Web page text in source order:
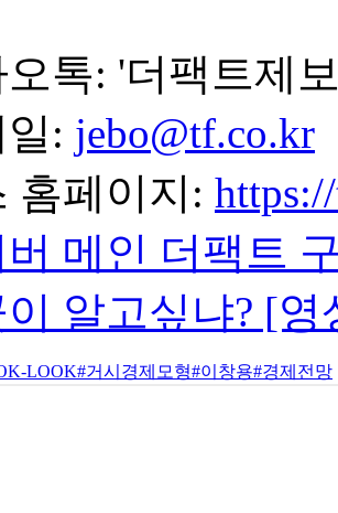
오톡: '더팩트제
일: jebo@tf.co.kr
홈페이지:
버 메인 더팩트
이 알고싶냐? [
LOOK#거시경제모형#이창용#경제전망